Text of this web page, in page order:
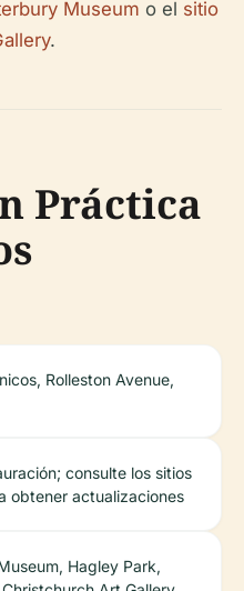
Museum o el sitio
.
Práctica
Rolleston Avenue,
consulte los sitios
obtener actualizaciones
Hagley Park,